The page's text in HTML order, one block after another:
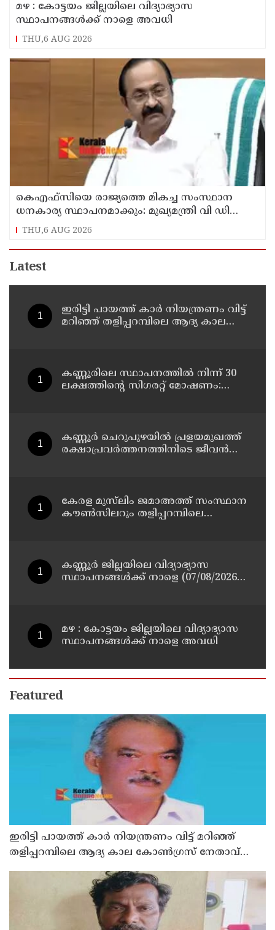
മഴ : കോട്ടയം ജില്ലയിലെ വിദ്യാഭ്യാസ
സ്ഥാപനങ്ങൾക്ക് നാളെ അവധി
THU,6 AUG 2026
കെഎഫ്‌സിയെ രാജ്യത്തെ മികച്ച സംസ്ഥാന
ധനകാര്യ സ്ഥാപനമാക്കും: മുഖ്യമന്ത്രി വി ഡി
സതീശൻ
THU,6 AUG 2026
Latest
ഇരിട്ടി പായത്ത് കാർ നിയന്ത്രണം വിട്ട്
മറിഞ്ഞ് തളിപ്പറമ്പിലെ ആദ്യ കാല
കണ്ണൂരിലെ സ്ഥാപനത്തിൽ നിന്ന് 30
ലക്ഷത്തിന്റെ സിഗരറ്റ് മോഷണം:
കണ്ണൂർ ചെറുപുഴയിൽ പ്രളയമുഖത്ത്
രക്ഷാപ്രവർത്തനത്തിനിടെ ജീവൻ
കേരള മുസ്‌ലിം ജമാഅത്ത് സംസ്ഥാന
കൗൺസിലറും തളിപ്പറമ്പിലെ
കണ്ണൂർ ജില്ലയിലെ വിദ്യാഭ്യാസ
സ്ഥാപനങ്ങള്‍ക്ക് നാളെ (07/08/2026),
മഴ : കോട്ടയം ജില്ലയിലെ വിദ്യാഭ്യാസ
സ്ഥാപനങ്ങൾക്ക് നാളെ അവധി
Featured
ഇരിട്ടി പായത്ത് കാർ നിയന്ത്രണം വിട്ട് മറിഞ്ഞ്
തളിപ്പറമ്പിലെ ആദ്യ കാല കോണ്‍ഗ്രസ് നേതാവ്
മരിച്ചു